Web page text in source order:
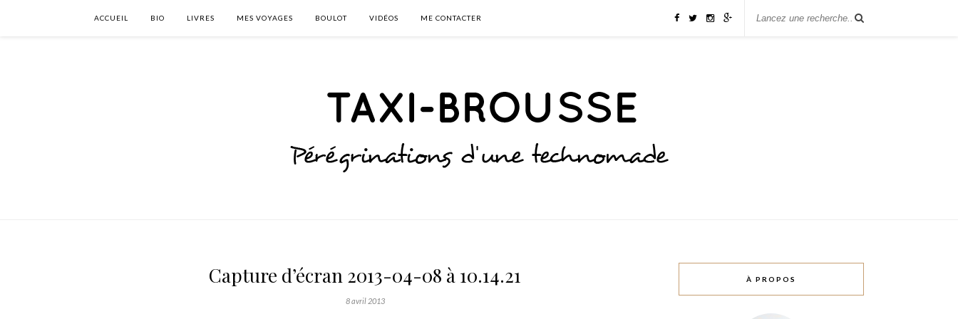
ACCUEIL BIO LIVRES MES VOYAGES BOULOT VIDÉOS ME CONTACTER
Capture d’écran 2013-04-08 à 10.14.21
8 avril 2013
À PROPOS